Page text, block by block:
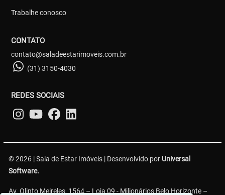
Trabalhe conosco
CONTATO
contato@saladeestarimoveis.com.br
(31) 3150-4030
REDES SOCIAIS
© 2026 | Sala de Estar Imóveis | Desenvolvido por Universal
Software.
Av. Olinto Meireles, 1564 – Loja 09 - Milionários Belo Horizonte –